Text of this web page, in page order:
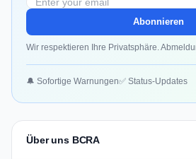
Abonnieren
Wir respektieren Ihre Privatsphäre.
🔔 Sofortige Warnungen✅ Status-Updates
Über uns BCRA